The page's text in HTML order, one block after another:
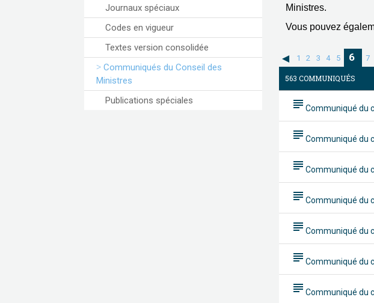
Journaux spéciaux
Codes en vigueur
Textes version consolidée
Communiqués du Conseil des
Ministres
Publications spéciales
Ministres.
Vous pouvez
1 2 3 4 5 6 7
563 COMMUNIQUÉS
subject Communiqué du
subject Communiqué du
subject Communiqué du
subject Communiqué du
subject Communiqué du
subject Communiqué du
subject Communiqué du